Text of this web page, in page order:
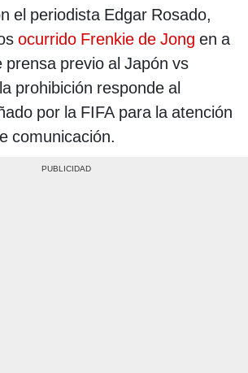
el periodista Edgar Rosado,
ocurrido Frenkie de Jong en a
prensa previo al Japón vs
prohibición responde al
por la FIFA para la atención
comunicación.